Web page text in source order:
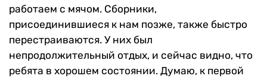
работаем с мячом. Сборники,
присоединившиеся к нам позже, также быстро
перестраиваются. У них был
непродолжительный отдых, и сейчас видно, что
ребята в хорошем состоянии. Думаю, к первой